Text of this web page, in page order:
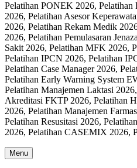
Pelatihan PONEK 2026,
2026, Pelatihan Asesor
2026, Pelatihan Rekam Medik
2026, Pelatihan Pemulasaran
Sakit 2026, Pelatihan MFK 2026,
Pelatihan IPCN 2026, Pelatihan
Pelatihan Case Manager 2026,
Pelatihan Early Warning System
Pelatihan Manajemen Laktasi
Akreditasi FKTP 2026, Pelatihan
2026, Pelatihan Manajemen
Pelatihan Resusitasi 2026,
2026, Pelatihan CASEMIX 2026,
Menu